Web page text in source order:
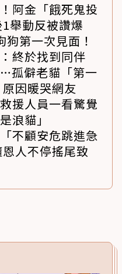
阿金「餓死鬼投
舉動反被讚爆
第一次見面！
終於找到同伴
孤僻老貓「第一
因暖哭網友
援人員一看驚覺
浪貓」
不顧安危跳進急
人不停搖尾致